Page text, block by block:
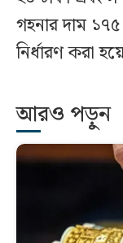
গহনার দাম
নির্ধারণ করা
আরও পড়ুন